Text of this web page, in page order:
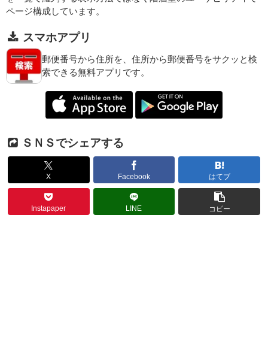
ページ構成しています。
スマホアプリ
郵便番号から住所を、住所から郵便番号をサクッと検
索できる無料アプリです。
ＳＮＳでシェアする
X Facebook はてブ
Instapaper LINE コピー